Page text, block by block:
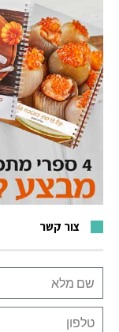
צור קשר